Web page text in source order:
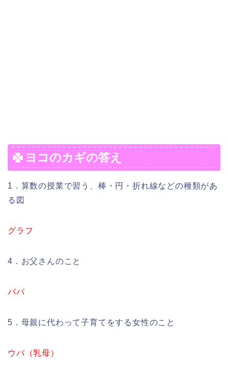
ヨコのカギの答え
1．算数の授業で習う、棒・円・折れ線などの種類があ
る図
グラフ
4．お父さんのこと
パパ
5．母親に代わって子育てをする女性のこと
ウバ（乳母）